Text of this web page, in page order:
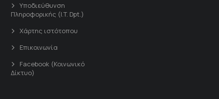
Υποδιεύθυνση
Πληροφορικής (I.T. Dpt.)
Χάρτης ιστότοπου
Επικοινωνία
Facebook (Κοινωνικό
Δίκτυο)